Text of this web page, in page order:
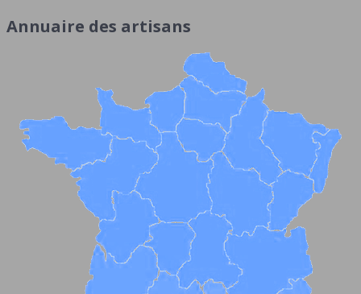
Annuaire des artisans